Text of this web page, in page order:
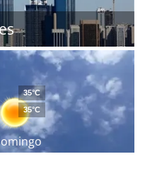
35°C
35°C